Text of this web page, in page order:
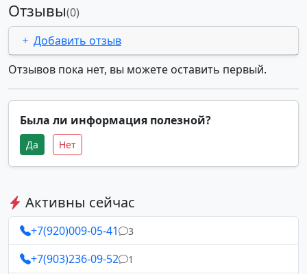
Отзывы(0)
Добавить отзыв
Отзывов пока нет, вы можете оставить первый.
Была ли информация полезной?
Да Нет
Активны сейчас
+7(920)009-05-41 3
+7(903)236-09-52 1